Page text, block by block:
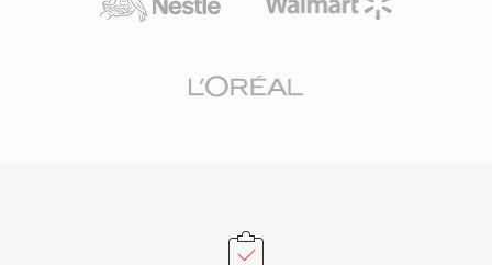
章节、歌词），以及同时服务有损和无损工作流的